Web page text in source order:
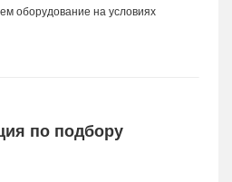
оборудование на условиях
по подбору